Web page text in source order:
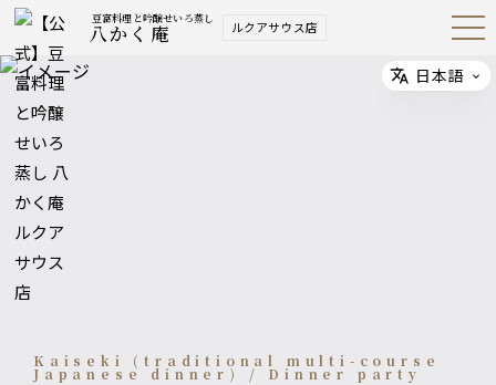
豆富料理と吟醸せいろ蒸し
八かく庵 ルクアサウス店 Open
Navig
Kaiseki (traditional multi-course
Japanese dinner) / Dinner party
Select
日本語